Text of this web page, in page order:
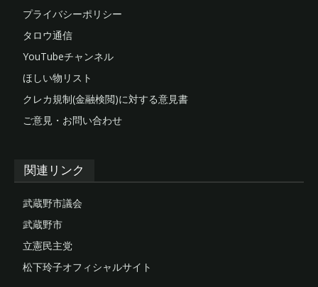
プライバシーポリシー
タロウ通信
YouTubeチャンネル
ほしい物リスト
クレカ規制(金融検閲)に対する意見書
ご意見・お問い合わせ
関連リンク
武蔵野市議会
武蔵野市
立憲民主党
松下玲子オフィシャルサイト